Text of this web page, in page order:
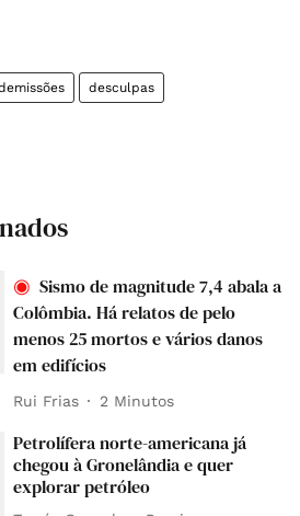
desculpas
Sismo de magnitude 7,4 abala a
Colômbia. Há relatos de pelo
menos 25 mortos e vários danos
em edifícios
Rui Frias 2 Minutos
Petrolífera norte-americana já
chegou à Gronelândia e quer
explorar petróleo